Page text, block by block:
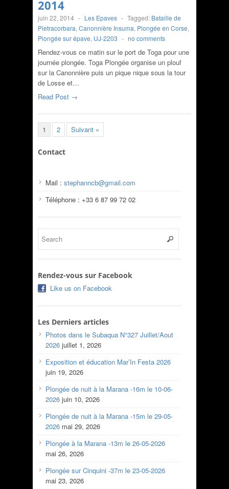
2014
juin 22, 2014 - Les Epaves - Tagged: Bataille de
Pietracorbara, Canonnière Insuma, Plongée en Corse,
Plongée sur épave, UJ-2203 - no comments
Rendez-vous ce matin sur le port de Toga pour une
journée plongée. Toga Plongée organise un plouf
sur la Canonnière puis un pique nique sous la tour
de Losse et…
Read Post →
1 2 Suivant »
Contact
Mail : stephanncb@gmail.com
Téléphone : +33 6 87 99 72 02
Rendez-vous sur Facebook
Like us on Facebook
Les Derniers articles
Photos dans le Subaqua N°327 Juillet/Aout
2026 juillet 1, 2026
Exposition et éducation Mar’In Festa 2026
juin 19, 2026
Plongée de nuit à la Marana -16m le 10-06-
2026 juin 10, 2026
Plongée de nuit à la Marana -15m le 29-05-
2026 mai 29, 2026
Plongée à la Marana -13m le 26-05-2026
mai 26, 2026
Plongée sur Cinquini -37m le 23-05-2026
mai 23, 2026